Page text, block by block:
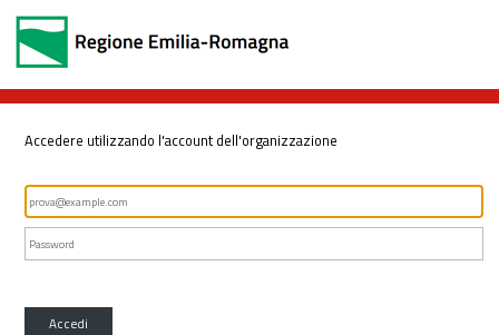
Accedere utilizzando l'account dell'organizzazione
Accedi